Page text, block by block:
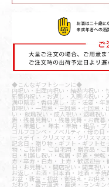
◆こんなギフトシーンに◆
内祝い・出産内祝い・結婚内祝い・
新築内祝い・お返し・入園内祝い・
満中陰志・香典返し・志・法要・年
御祝い・一周忌・三回忌・七回忌・
い・ 就職祝い・成人祝い・退職祝
舞・残暑見舞い・残暑見舞・お歳
月・年越し・ 年末・年始・粗品・
ゴルフコンペ・ノベルティ・母の日
ースデイ・ クリスマス・クリスマ
記念日・贈り物・ギフト・ギフトセ
物・ご挨拶・ ご自宅用・贈答品・
日・引越し祝い・転居・昇進・栄
寿・卒寿・白寿・ 上寿・歓送迎会
日・お見舞い・開店祝い・開業祝い
お返し・お酒・日本酒・ 地酒・芋
お盆・新盆・初盆・御供え・お供え
だわり・蔵元直送・直送・ ランキ